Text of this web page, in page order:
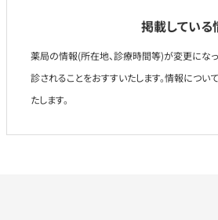
掲載している
薬局の情報(所在地、診療時間等)が変更にな
診されることをおすすいたします。情報につ
たします。